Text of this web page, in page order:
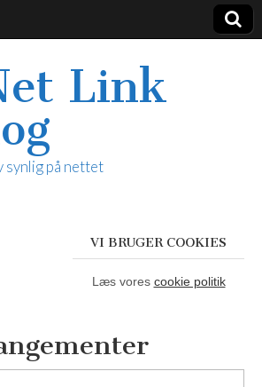
Link
synlig på nettet
VI BRUGER COOKIES
Læs vores cookie politik